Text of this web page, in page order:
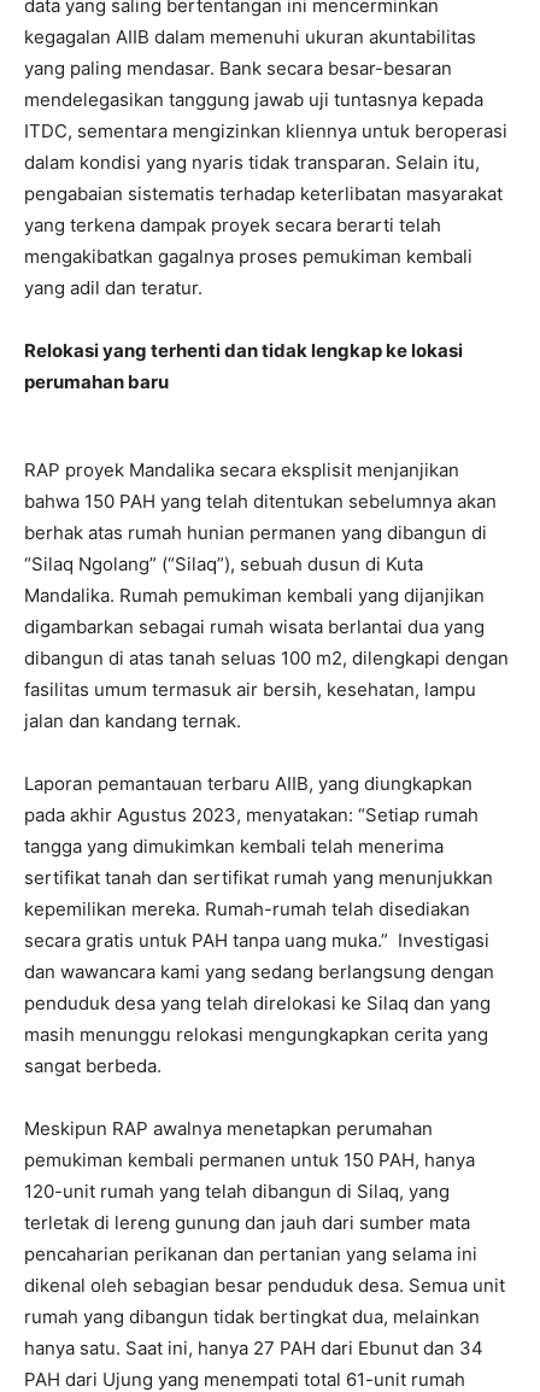
data yang saling bertentangan ini mencerminkan
kegagalan AIIB dalam memenuhi ukuran akuntabilitas
yang paling mendasar. Bank secara besar-besaran
mendelegasikan tanggung jawab uji tuntasnya kepada
ITDC, sementara mengizinkan kliennya untuk beroperasi
dalam kondisi yang nyaris tidak transparan. Selain itu,
pengabaian sistematis terhadap keterlibatan masyarakat
yang terkena dampak proyek secara berarti telah
mengakibatkan gagalnya proses pemukiman kembali
yang adil dan teratur.
Relokasi yang terhenti dan tidak lengkap ke lokasi
perumahan baru
RAP proyek Mandalika secara eksplisit menjanjikan
bahwa 150 PAH yang telah ditentukan sebelumnya akan
berhak atas rumah hunian permanen yang dibangun di
“Silaq Ngolang” (“Silaq”), sebuah dusun di Kuta
Mandalika. Rumah pemukiman kembali yang dijanjikan
digambarkan sebagai rumah wisata berlantai dua yang
dibangun di atas tanah seluas 100 m2, dilengkapi dengan
fasilitas umum termasuk air bersih, kesehatan, lampu
jalan dan kandang ternak.
Laporan pemantauan terbaru AIIB, yang diungkapkan
pada akhir Agustus 2023, menyatakan: “Setiap rumah
tangga yang dimukimkan kembali telah menerima
sertifikat tanah dan sertifikat rumah yang menunjukkan
kepemilikan mereka. Rumah-rumah telah disediakan
secara gratis untuk PAH tanpa uang muka.” Investigasi
dan wawancara kami yang sedang berlangsung dengan
penduduk desa yang telah direlokasi ke Silaq dan yang
masih menunggu relokasi mengungkapkan cerita yang
sangat berbeda.
Meskipun RAP awalnya menetapkan perumahan
pemukiman kembali permanen untuk 150 PAH, hanya
120-unit rumah yang telah dibangun di Silaq, yang
terletak di lereng gunung dan jauh dari sumber mata
pencaharian perikanan dan pertanian yang selama ini
dikenal oleh sebagian besar penduduk desa. Semua unit
rumah yang dibangun tidak bertingkat dua, melainkan
hanya satu. Saat ini, hanya 27 PAH dari Ebunut dan 34
PAH dari Ujung yang menempati total 61-unit rumah